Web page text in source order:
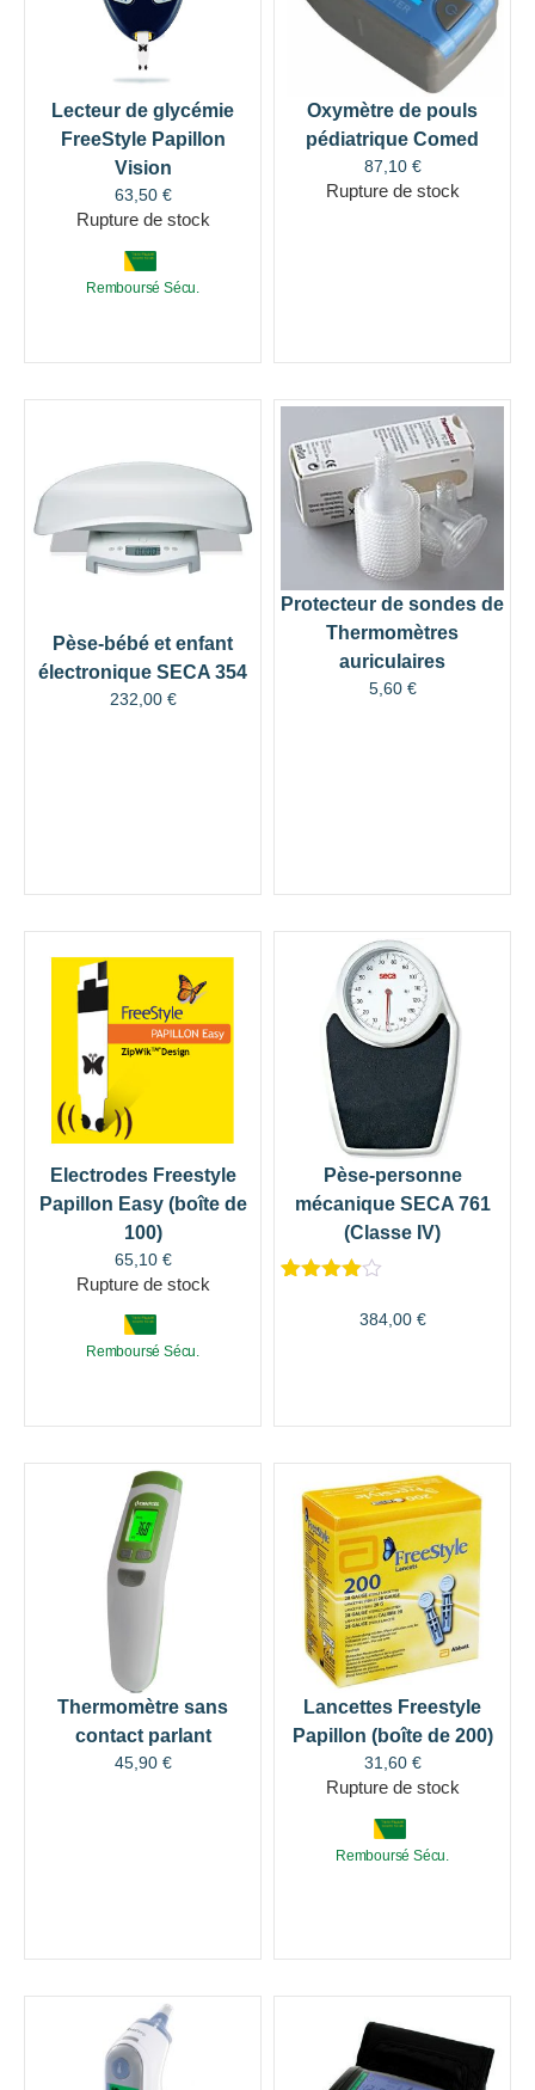
Lecteur de glycémie
FreeStyle Papillon
Vision
63,50 €
Rupture de stock
Remboursé Sécu.
Oxymètre de pouls
pédiatrique Comed
87,10 €
Rupture de stock
Pèse-bébé et enfant
électronique SECA 354
232,00 €
Protecteur de sondes de
Thermomètres
auriculaires
5,60 €
Electrodes Freestyle
Papillon Easy (boîte de
100)
65,10 €
Rupture de stock
Remboursé Sécu.
Pèse-personne
mécanique SECA 761
(Classe IV)
384,00 €
Thermomètre sans
contact parlant
45,90 €
Lancettes Freestyle
Papillon (boîte de 200)
31,60 €
Rupture de stock
Remboursé Sécu.